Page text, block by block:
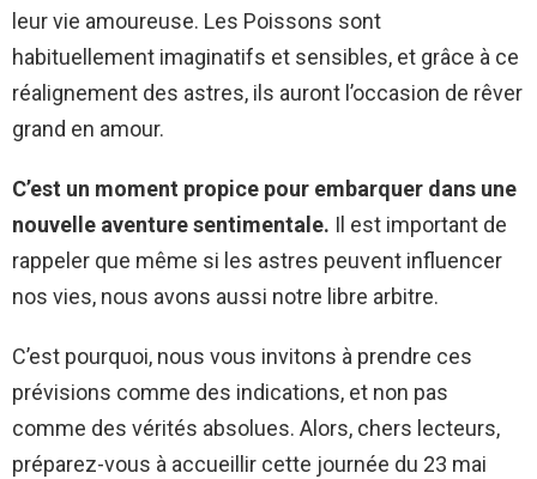
leur vie amoureuse. Les Poissons sont
habituellement imaginatifs et sensibles, et grâce à ce
réalignement des astres, ils auront l’occasion de rêver
grand en amour.
C’est un moment propice pour embarquer dans une
nouvelle aventure sentimentale. Il est important de
rappeler que même si les astres peuvent influencer
nos vies, nous avons aussi notre libre arbitre.
C’est pourquoi, nous vous invitons à prendre ces
prévisions comme des indications, et non pas
comme des vérités absolues. Alors, chers lecteurs,
préparez-vous à accueillir cette journée du 23 mai